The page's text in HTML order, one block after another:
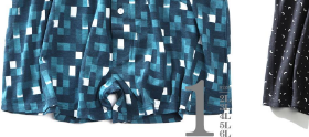
裾上げ料金は500円+税となります。
備考欄に股下●cmとご記入下さい。（裾上げ無料対
上の品が対象。1本5,999円以下の商品は有料（500円+
出荷まで約1週間～20日間程お時間を頂く場合がござ
尚、裾上げした商品は返品・交換不可となりますので
一部、お直しに対応出来ない商品がございます。(例
いている、極端なデザインが施されている等)